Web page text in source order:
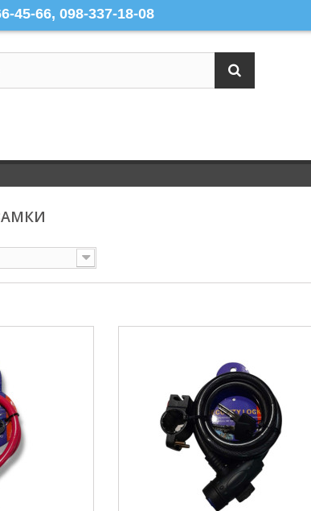
45-66, 098-337-18-08